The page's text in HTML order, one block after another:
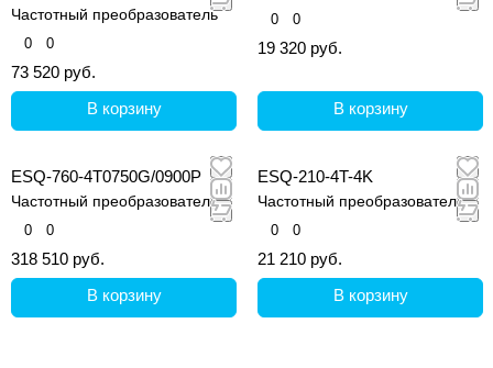
Частотный преобразователь
0 0
73 520 руб.
В корзину
0 0
19 320 руб.
В корзину
ESQ-760-4T0750G/0900P
Частотный преобразователь
0 0
318 510 руб.
В корзину
ESQ-210-4T-4K
Частотный преобразователь
0 0
21 210 руб.
В корзину